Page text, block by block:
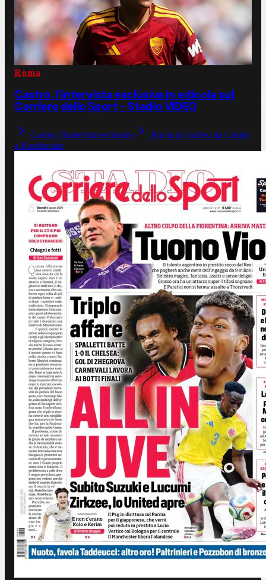
Roma
Castro, l'intervista esclusiva in edicola sul
Corriere dello Sport - Stadio VIDEO
Castro, l'intervista esclusiva
Roma in Galles: da Castro
a Koulierakis